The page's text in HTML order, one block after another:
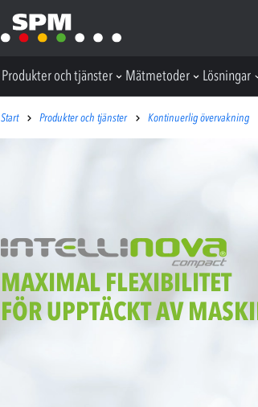
Produkter och tjänster Mätmetoder Lösningar
Start Produkter och tjänster Kontinuerlig övervakning
MAXIMAL FLEXIBILITET
FÖR UPPTÄCKT AV